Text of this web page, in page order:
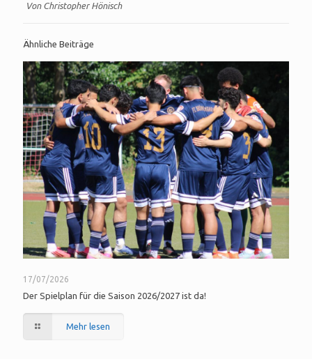
Von Christopher Hönisch
Ähnliche Beiträge
17/07/2026
Der Spielplan für die Saison 2026/2027 ist da!
Mehr lesen